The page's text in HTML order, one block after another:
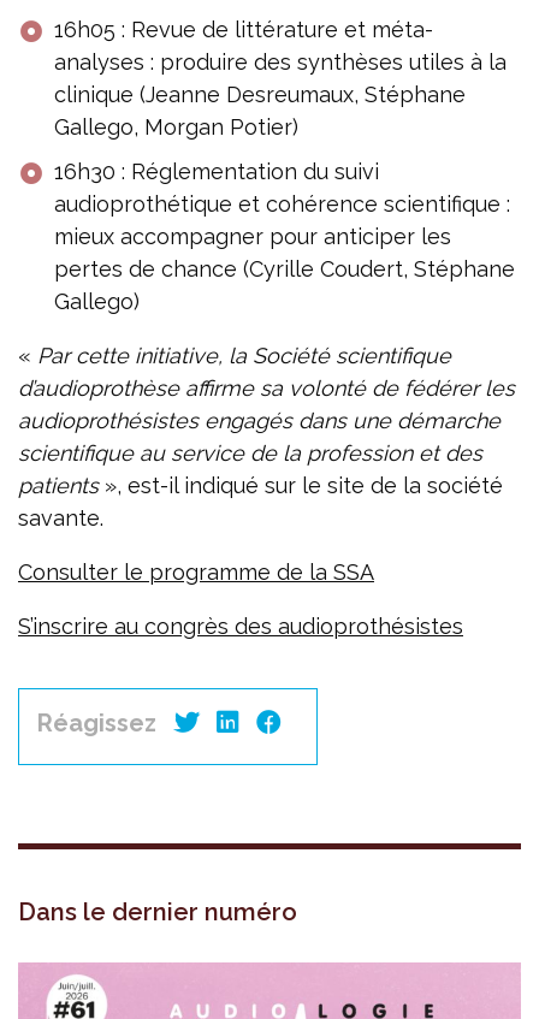
16h05 : Revue de littérature et méta-
analyses : produire des synthèses utiles à la
clinique (Jeanne Desreumaux, Stéphane
Gallego, Morgan Potier)
16h30 : Réglementation du suivi
audioprothétique et cohérence scientifique :
mieux accompagner pour anticiper les
pertes de chance (Cyrille Coudert, Stéphane
Gallego)
« Par cette initiative, la Société scientifique
d’audioprothèse affirme sa volonté de fédérer les
audioprothésistes engagés dans une démarche
scientifique au service de la profession et des
patients», est-il indiqué sur le site de la société
savante.
Consulter le programme de la SSA
S’inscrire au congrès des audioprothésistes
Réagissez
Dans le dernier numéro